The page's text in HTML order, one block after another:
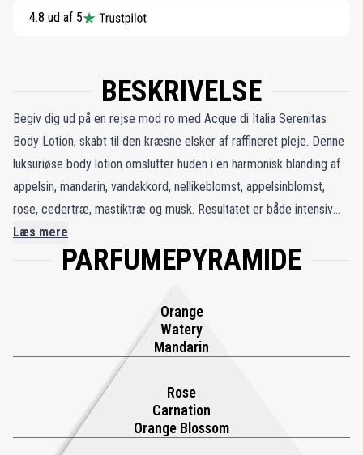
4.8 ud af 5
BESKRIVELSE
Begiv dig ud på en rejse mod ro med Acque di Italia Serenitas
Body Lotion, skabt til den kræsne elsker af raffineret pleje. Denne
luksuriøse body lotion omslutter huden i en harmonisk blanding af
appelsin, mandarin, vandakkord, nellikeblomst, appelsinblomst,
rose, cedertræ, mastiktræ og musk. Resultatet er både intensiv
fugt og en følelse af ren afslapning. De sprudlende citrusnoter fra
appelsin og mandarin giver energi og lethed, vandakkorden frisker
og cedertræ, mastiktræ samt musk giver varme og dybde. Den
lette silkebløde tekstur absorberes hurtigt, efterlader huden
fløjlsblød og diskret parfumeret og gør den daglige kropspleje til
et roligt øjeblik af velvære.
Læs mere
PARFUMEPYRAMIDE
Orange
Watery
Mandarin
Rose
Carnation
Orange Blossom